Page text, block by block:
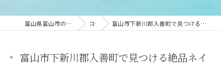
富山県富山市のネイルならmermaid nail コラム 富山市下新川郡入善町で見つける絶品ネイル下地：美しい指先を手に入れる秘訣
富山市下新川郡入善町で見つける絶品ネイ